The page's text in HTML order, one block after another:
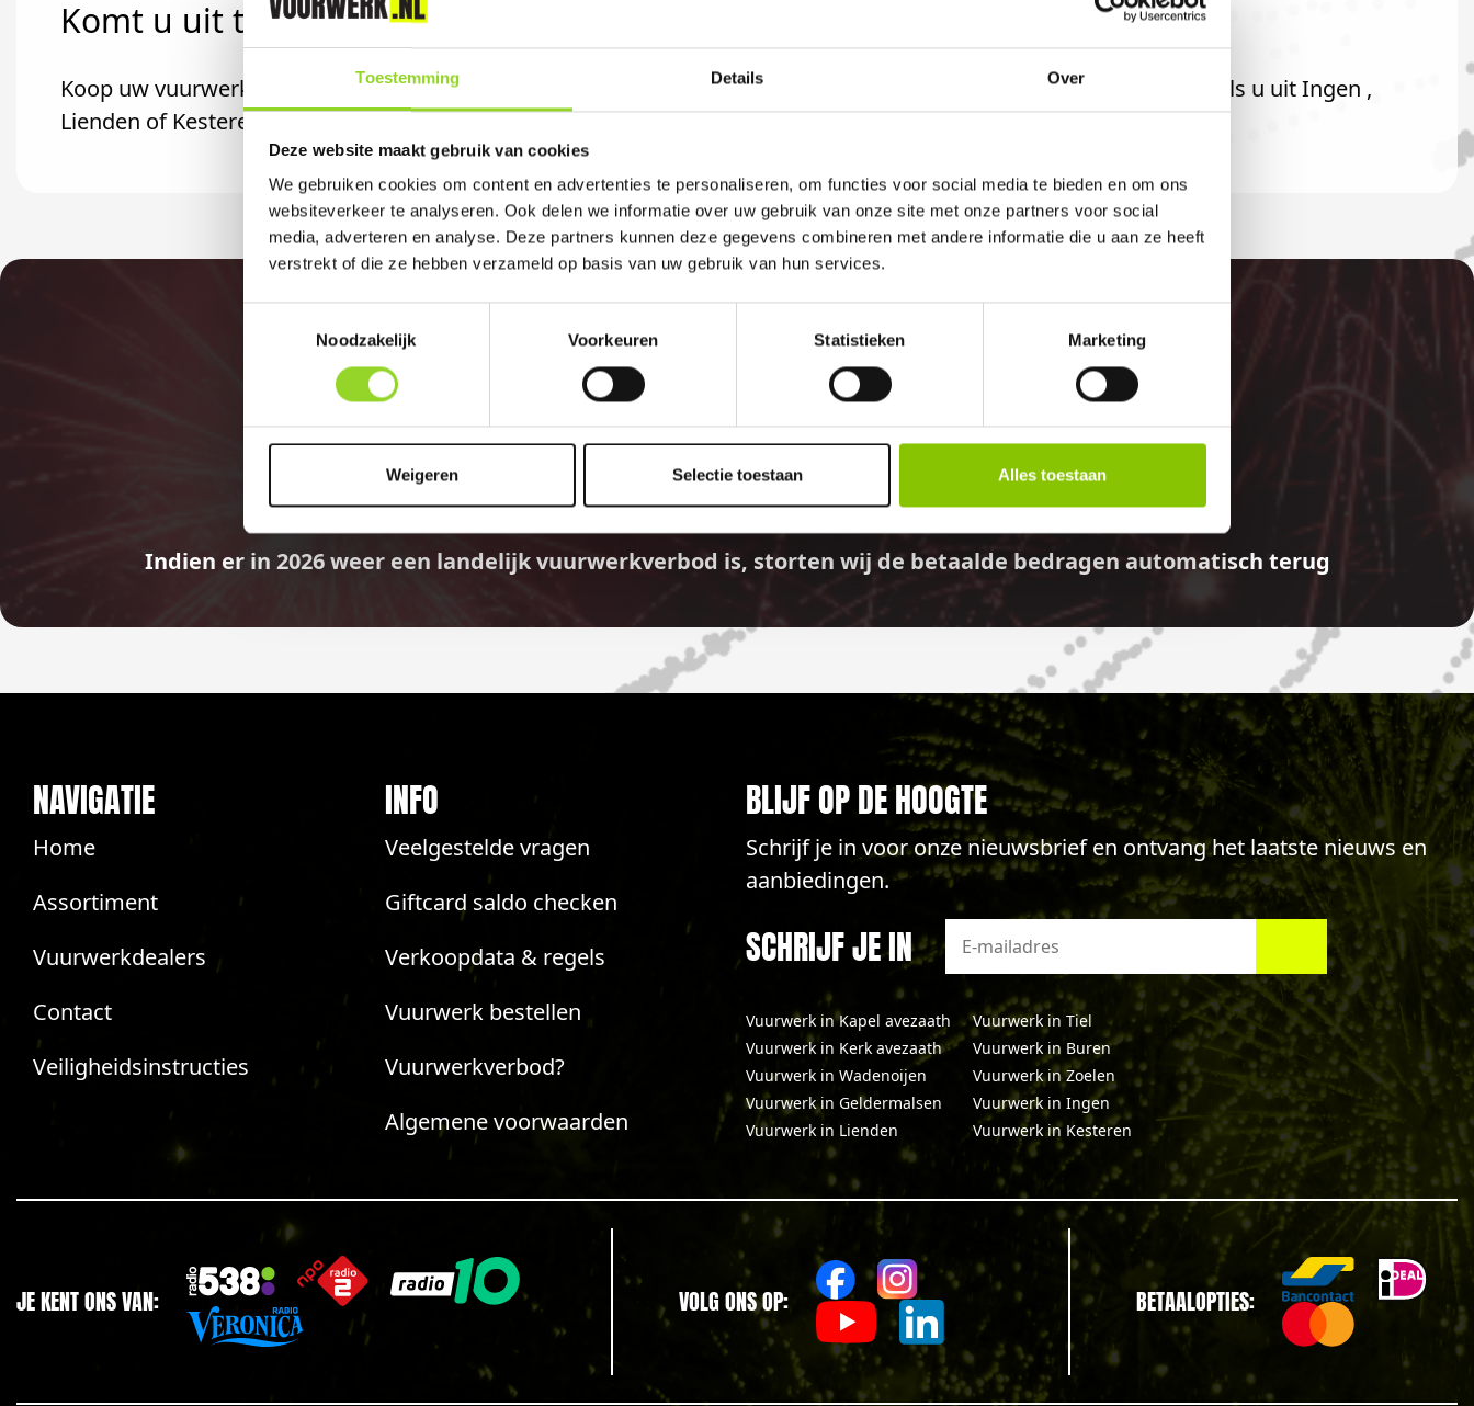
Toestemming Details Over
Deze website maakt gebruik van cookies
We gebruiken cookies om content en advertenties te personaliseren, om functies voor social media te bieden en om ons
websiteverkeer te analyseren. Ook delen we informatie over uw gebruik van onze site met onze partners voor social
media, adverteren en analyse. Deze partners kunnen deze gegevens combineren met andere informatie die u aan ze heeft
verstrekt of die ze hebben verzameld op basis van uw gebruik van hun services.
Noodzakelijk
Voorkeuren Statistieken Marketing
Weigeren Selectie toestaan Alles toestaan
Komt u uit tiel?
Koop uw vuurwerk dan bij MT Carwash in Kapel avezaath. U bent van harte welkom! U bent uiteraard ook welkom als u uit Ingen ,
Lienden of Kesteren komt.
100%
GELD TERUG GARANTIE
Indien er in 2026 weer een landelijk vuurwerkverbod is, storten wij de betaalde bedragen automatisch terug
NAVIGATIE
Home
Assortiment
Vuurwerkdealers
Contact
Veiligheidsinstructies
INFO
Veelgestelde vragen
Giftcard saldo checken
Verkoopdata & regels
Vuurwerk bestellen
Vuurwerkverbod?
Algemene voorwaarden
BLIJF OP DE HOOGTE
Schrijf je in voor onze nieuwsbrief en ontvang het laatste nieuws en
aanbiedingen.
SCHRIJF JE IN
Vuurwerk in Kapel avezaath
Vuurwerk in Tiel
Vuurwerk in Kerk avezaath
Vuurwerk in Buren
Vuurwerk in Wadenoijen
Vuurwerk in Zoelen
Vuurwerk in Geldermalsen
Vuurwerk in Ingen
Vuurwerk in Lienden
Vuurwerk in Kesteren
JE KENT ONS VAN: VOLG ONS OP: BETAALOPTIES: